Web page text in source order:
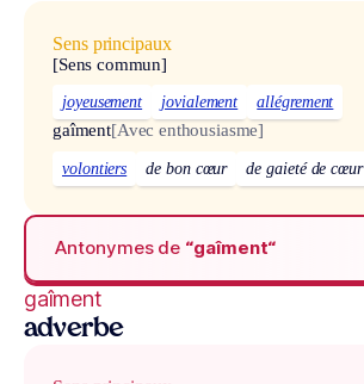
Sens principaux
[Sens commun]
joyeusement jovialement allégrement
gaîment[Avec enthousiasme]
volontiers de bon cœur de gaieté de cœur
Antonymes de “gaîment“
gaîment
adverbe